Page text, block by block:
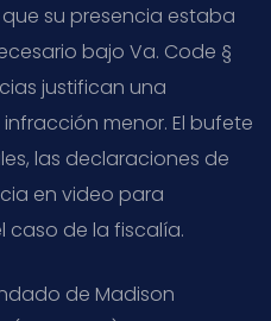
su presencia estaba
bajo Va. Code §
justifican una
menor. El bufete
las declaraciones de
en video para
caso de la fiscalía.
de Madison